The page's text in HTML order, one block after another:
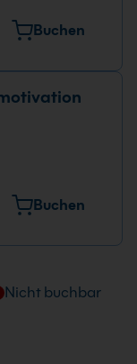
Buchen
Buchen
Nicht buchbar